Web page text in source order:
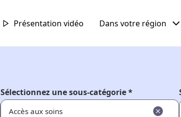
Présentation vidéo Dans votre région
Sélectionnez une sous-catégorie *
Accès aux soins